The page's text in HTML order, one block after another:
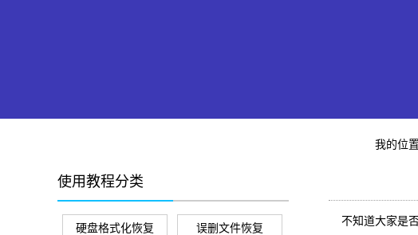
我的位
使用教程分类
硬盘格式化恢复 误删文件恢复
不知道大家是